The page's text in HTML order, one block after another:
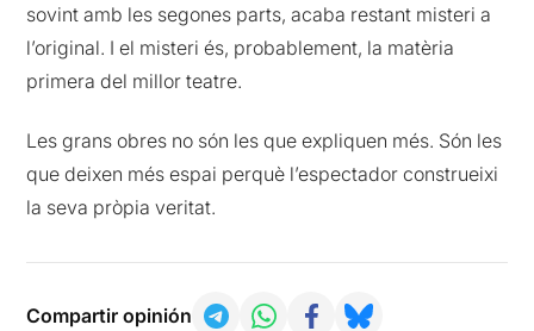
sovint amb les segones parts, acaba restant misteri a
l’original. I el misteri és, probablement, la matèria
primera del millor teatre.
Les grans obres no són les que expliquen més. Són les
que deixen més espai perquè l’espectador construeixi
la seva pròpia veritat.
Compartir opinión